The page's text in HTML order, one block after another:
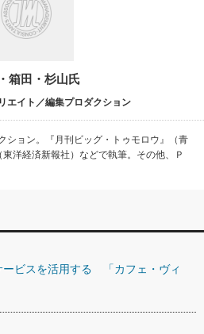
箱田・杉山氏
エイト／編集プロダクション
ション。『月刊ビッグ・トゥモロウ』（青
洋経済新報社）などで執筆。その他、Ｐ
ービスを活用する 「カフェ・ヴィ